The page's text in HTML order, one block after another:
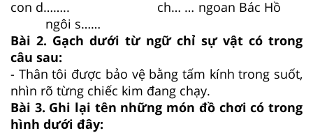
con d…….. ch… … ngoan Bác Hồ
ngôi s……
Bài 2. Gạch dưới từ ngữ chỉ sự vật có trong
câu sau:
- Thân tôi được bảo vệ bằng tấm kính trong suốt,
nhìn rõ từng chiếc kim đang chạy.
Bài 3. Ghi lại tên những món đồ chơi có trong
hình dưới đây: